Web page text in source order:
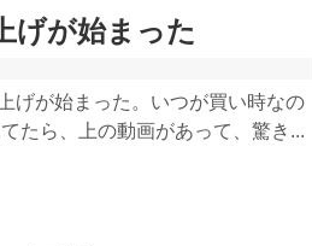
げが始まった
げが始まった。いつが買い時なの
たら、上の動画があって、驚き...